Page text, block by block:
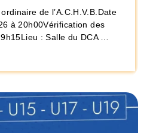
de l’A.C.H.V.B.Date
à 20h00Vérification des
: Salle du DCA …